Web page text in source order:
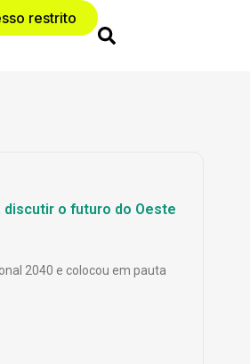
restrito
o futuro do Oeste
2040 e colocou em pauta